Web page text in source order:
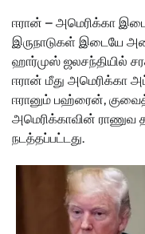
ஈரான் – அமெரிக்கா
இருநாடுகள் இடையே
ஹார்முஸ் ஜலசந்தியில்
ஈரான் மீது அமெரிக்கா
ஈரானும் பஹ்ரைன்,
அமெரிக்காவின் ராணுவ
நடத்தப்பட்டது.